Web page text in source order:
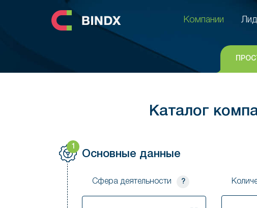
Компании
Каталог
Основные данные
1
Сфера деятельности ?